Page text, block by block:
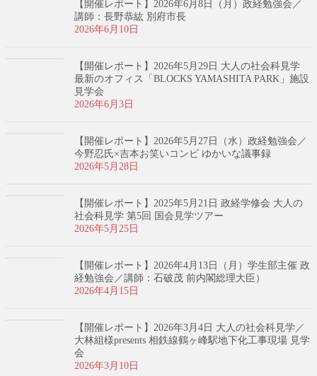
【開催レポート】2026年6月8日（月）政経勉強会／
講師：長野恭紘 別府市長
2026年6月10日
【開催レポート】2026年5月29日 大人の社会科見学
最新のオフィス「BLOCKS YAMASHITA PARK」施設
見学会
2026年6月3日
【開催レポート】2026年5月27日（水）政経勉強会／
今野忍氏×吉本お笑いコンビ ゆかいな議事録
2026年5月28日
【開催レポート】2025年5月21日 政経学修会 大人の
社会科見学 第5回 国会見学ツアー
2026年5月25日
【開催レポート】2026年4月13日（月）学生部主催 政
経勉強会／講師：石破茂 前内閣総理大臣）
2026年4月15日
【開催レポート】2026年3月4日 大人の社会科見学／
大林組様presents 相鉄線鶴ヶ峰駅地下化工事現場 見学
会
2026年3月10日